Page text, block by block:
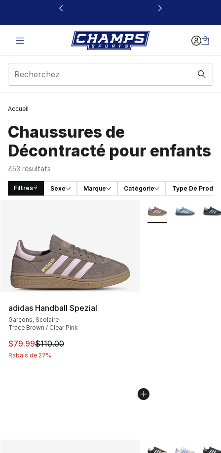
Ce lien s’ouvrira dans une nouvelle fenêtre
Accueil
Chaussures de
Décontracté pour enfants
453 résultats
Filtres Sexe Marque Catégorie Type De Produit
adidas Handball Spezial
Garçons, Scolaire
Trace Brown / Clear Pink
Cet article est en solde. Le prix est passé de $110.00 à
$79.99$110.00
Rabais de 27%
Plus de couleurs
Plus de couleurs